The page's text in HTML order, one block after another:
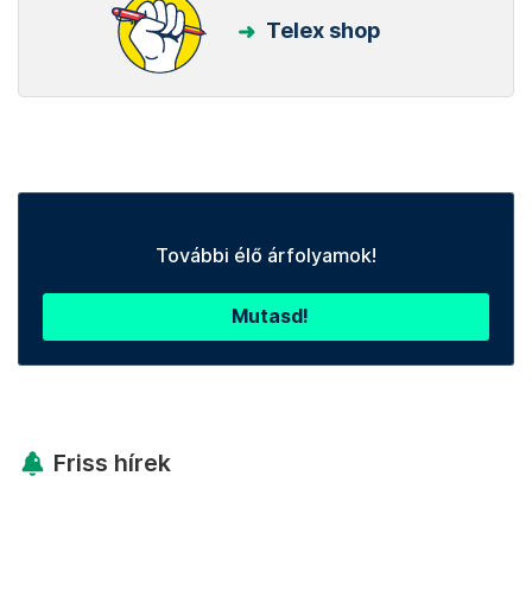
Telex shop
További élő árfolyamok!
Mutasd!
Friss hírek